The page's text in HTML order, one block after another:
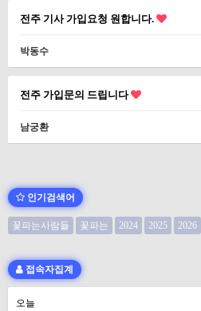
전주 기사 가입요청 원합니다.
박동수
전주 가입문의 드립니다
남궁환
인기검색어
꽃파는사람들 꽃파는 2024 2025 2026
접속자집계
오늘